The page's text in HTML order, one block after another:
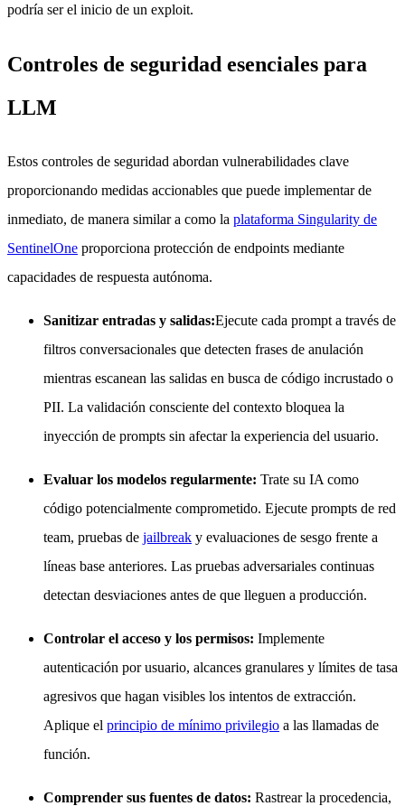
podría ser el inicio de un exploit.
Controles de seguridad esenciales para
LLM
Estos controles de seguridad abordan vulnerabilidades clave
proporcionando medidas accionables que puede implementar de
inmediato, de manera similar a como la plataforma Singularity de
SentinelOne proporciona protección de endpoints mediante
capacidades de respuesta autónoma.
Sanitizar entradas y salidas:Ejecute cada prompt a través de
filtros conversacionales que detecten frases de anulación
mientras escanean las salidas en busca de código incrustado o
PII. La validación consciente del contexto bloquea la
inyección de prompts sin afectar la experiencia del usuario.
Evaluar los modelos regularmente: Trate su IA como
código potencialmente comprometido. Ejecute prompts de red
team, pruebas de jailbreak y evaluaciones de sesgo frente a
líneas base anteriores. Las pruebas adversariales continuas
detectan desviaciones antes de que lleguen a producción.
Controlar el acceso y los permisos: Implemente
autenticación por usuario, alcances granulares y límites de tasa
agresivos que hagan visibles los intentos de extracción.
Aplique el principio de mínimo privilegio a las llamadas de
función.
Comprender sus fuentes de datos: Rastrear la procedencia,